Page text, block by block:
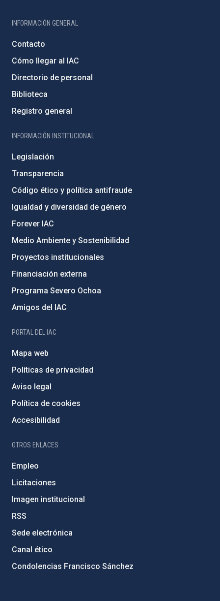
INFORMACIÓN GENERAL
Contacto
Cómo llegar al IAC
Directorio de personal
Biblioteca
Registro general
INFORMACIÓN INSTITUCIONAL
Legislación
Transparencia
Código ético y política antifraude
Igualdad y diversidad de género
Forever IAC
Medio Ambiente y Sostenibilidad
Proyectos institucionales
Financiación externa
Programa Severo Ochoa
Amigos del IAC
PORTAL DEL IAC
Mapa web
Políticas de privacidad
Aviso legal
Política de cookies
Accesibilidad
OTROS ENLACES
Empleo
Licitaciones
Imagen institucional
RSS
Sede electrónica
Canal ético
Condolencias Francisco Sánchez